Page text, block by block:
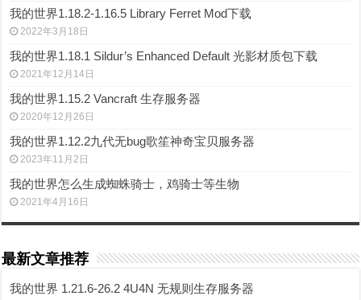
我的世界1.18.2-1.16.5 Library Ferret Mod下载
2022年3月18日
我的世界1.18.1 Sildur’s Enhanced Default 光影材质包下载
2021年12月14日
我的世界1.15.2 Vancraft 生存服务器
2020年12月26日
我的世界1.12.2九代无bug歌笙神奇宝贝服务器
2023年11月2日
我的世界怎么生成蜘蛛骑士，鸡骑士等生物
2021年4月16日
最新文章推荐
我的世界 1.21.6-26.2 4U4N 无规则生存服务器